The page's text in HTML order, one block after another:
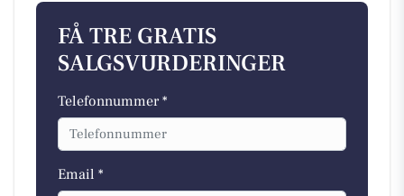
FÅ TRE GRATIS
SALGSVURDERINGER
Telefonnummer *
Email *